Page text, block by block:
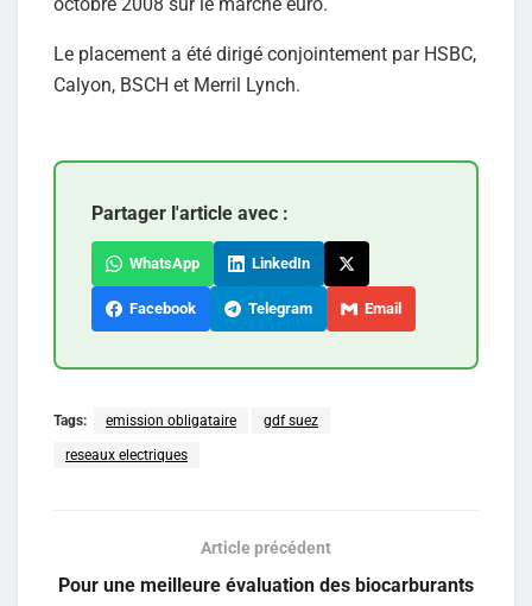
Le placement a été dirigé conjointement par HSBC,
Calyon, BSCH et Merril Lynch.
Partager l'article avec :
WhatsApp LinkedIn
Facebook Telegram Email
Tags: emission obligataire gdf suez
reseaux electriques
Article précédent
Pour une meilleure évaluation des biocarburants